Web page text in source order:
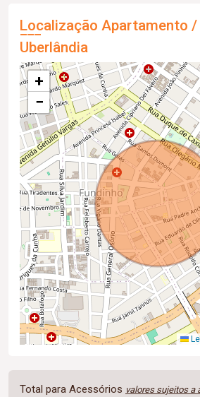
Localização Apartamento /
Uberlândia
+
−
Total para Acessórios valores sujeitos a